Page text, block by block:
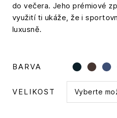
do večera. Jeho prémiové
využití ti ukáže, že i
luxusně.
BARVA
VELIKOST Vyberte